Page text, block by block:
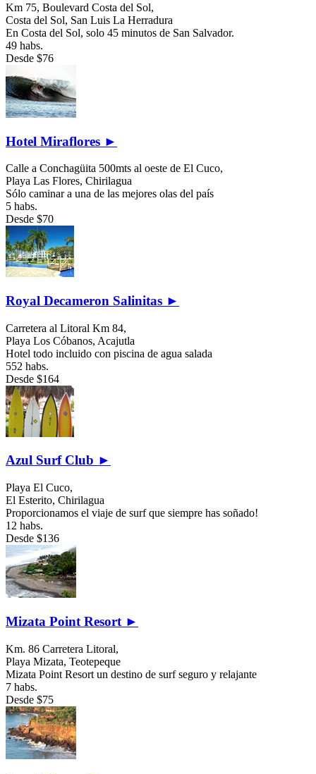
Km 75, Boulevard Costa del Sol,
Costa del Sol, San Luis La Herradura
En Costa del Sol, solo 45 minutos de San Salvador.
49 habs.
Desde $76
Hotel Miraflores ►
Calle a Conchagüita 500mts al oeste de El Cuco,
Playa Las Flores, Chirilagua
Sólo caminar a una de las mejores olas del país
5 habs.
Desde $70
Royal Decameron Salinitas ►
Carretera al Litoral Km 84,
Playa Los Cóbanos, Acajutla
Hotel todo incluido con piscina de agua salada
552 habs.
Desde $164
Azul Surf Club ►
Playa El Cuco,
El Esterito, Chirilagua
Proporcionamos el viaje de surf que siempre has soñado!
12 habs.
Desde $136
Mizata Point Resort ►
Km. 86 Carretera Litoral,
Playa Mizata, Teotepeque
Mizata Point Resort un destino de surf seguro y relajante
7 habs.
Desde $75